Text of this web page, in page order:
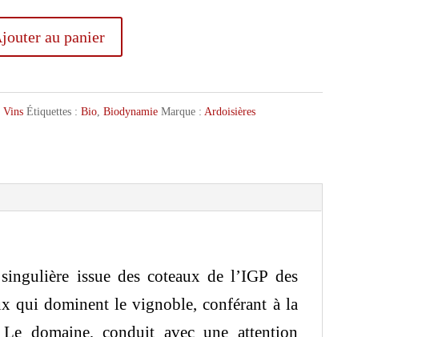
au panier
Vins Étiquettes : Bio, Biodynamie Marque : Ardoisières
issue des coteaux de l’IGP des
qui dominent le vignoble, conférant à la
domaine, conduit avec une attention